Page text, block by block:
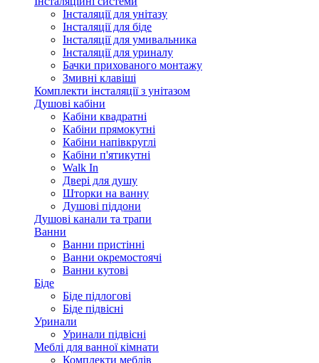
Інсталяції для унітазу
Інсталяції для біде
Інсталяції для умивальника
Інсталяції для уриналу
Бачки прихованого монтажу
Змивні клавіші
Комплекти інсталяції з унітазом
Душові кабіни
Кабіни квадратні
Кабіни прямокутні
Кабіни напівкруглі
Кабіни п'ятикутні
Walk In
Двері для душу
Шторки на ванну
Душові піддони
Душові канали та трапи
Ванни
Ванни пристінні
Ванни окремостоячі
Ванни кутові
Біде
Біде підлогові
Біде підвісні
Уринали
Уринали підвісні
Меблі для ванної кімнати
Комплекти меблів